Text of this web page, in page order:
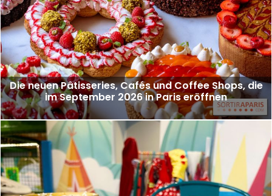
Die neuen Pâtisseries, Cafés und Coffee Shops, die
im September 2026 in Paris eröffnen